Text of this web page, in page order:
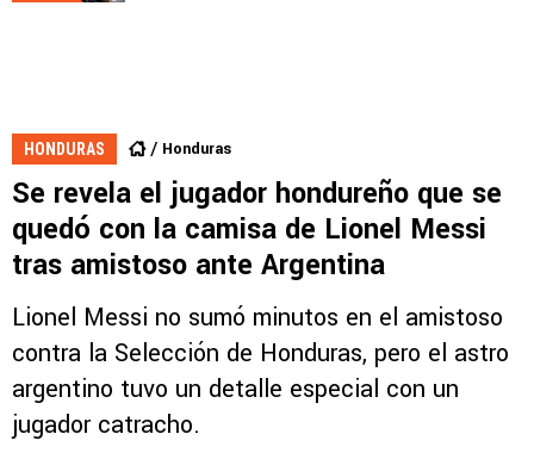
HONDURAS Honduras
Se revela el jugador hondureño que se
quedó con la camisa de Lionel Messi
tras amistoso ante Argentina
Lionel Messi no sumó minutos en el amistoso
contra la Selección de Honduras, pero el astro
argentino tuvo un detalle especial con un
jugador catracho.